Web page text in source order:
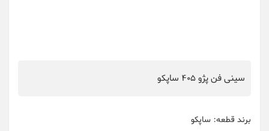
سینی فن پژو 405 ساپکو
برند قطعه: ساپکو